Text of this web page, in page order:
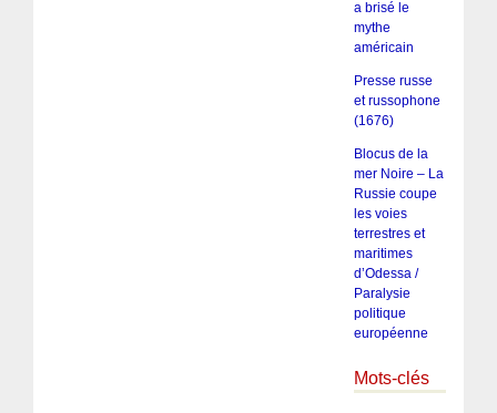
a brisé le
mythe
américain
Presse russe
et russophone
(1676)
Blocus de la
mer Noire – La
Russie coupe
les voies
terrestres et
maritimes
d’Odessa /
Paralysie
politique
européenne
Mots-clés